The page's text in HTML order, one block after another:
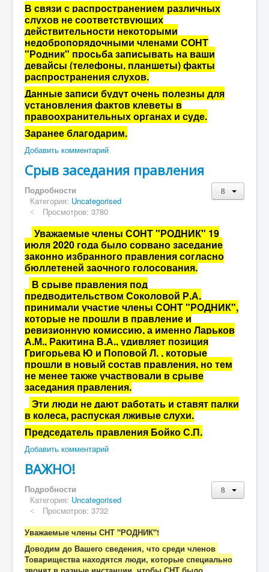
В связи с распространением различных
слухов не соответствующих
действительности некоторыми
недобропорядочными членами СОНТ
"Родник" просьба записывать на ваши
девайсы (телефоны, планшеты) факты
распространения слухов.
Данные записи будут очень полезны для
установления фактов клеветы в
правоохранительных органах и суде.
Заранее благодарим.
Добавить комментарий
Срыв заседания правления
Подробности
Категория: Uncategorised
Просмотров: 3780
Уважаемые члены СОНТ "РОДНИК" 19
июля 2020 года было сорвано заседание
законно избранного правления согласно
бюллетеней заочного голосования.
В срыве правления под
предводительством Соколовой Р.А.
принимали участие члены СОНТ "РОДНИК",
которые не прошли в правление и
ревизионную комиссию, а именно Ларьков
А.М., Ракитина В.А., удивляет позиция
Григорьева Ю и Поповой Л. , которые
прошли в новый состав правления, но тем
не менее также участвовали в срыве
заседания правления.
Эти люди не дают работать и ставят палки
в колеса, распуская лживые слухи.
Председатель правления Бойко С.П.
Добавить комментарий
ВАЖНО!
Подробности
Категория: Uncategorised
Просмотров: 3732
Уважаемые члены СНТ "РОДНИК"!
Доводим до Вашего сведения, что среди членов
Товарищества находятся люди, которые специально
звонят в разные инстанции, чтобы СНТ было